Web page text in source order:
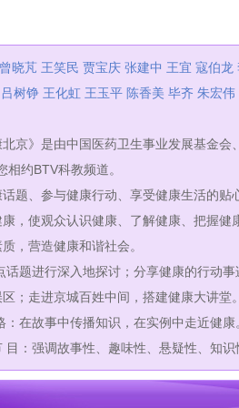
曾晓芃 王笑民 贾宝庆 张建中 王宜 寇伯龙
吕树铮 王化虹 王玉平 陈香美 毕齐 朱宏伟
》是由中国医药卫生事业发展基金会
约BTV科教频道。
题、参与健康行动、享受健康生活的
，使观众认识健康、了解健康、把握健
，营造健康和谐社会。
进行深入地探讨；分享健康的行动事
；走进京城百姓中间，搭建健康大讲堂
故事中传播知识，在实例中走近健康
强调故事性、趣味性、悬疑性、知识